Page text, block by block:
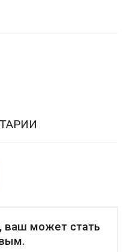
ваш может стать